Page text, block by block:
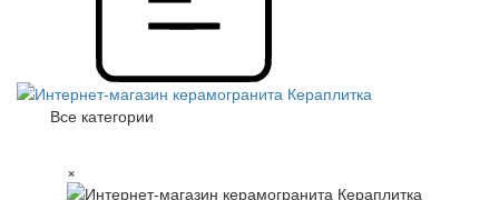
Все категории
×